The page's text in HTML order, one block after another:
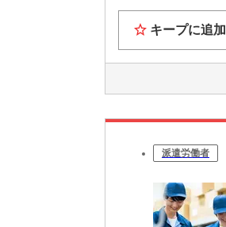
キープに追加
派遣労働者